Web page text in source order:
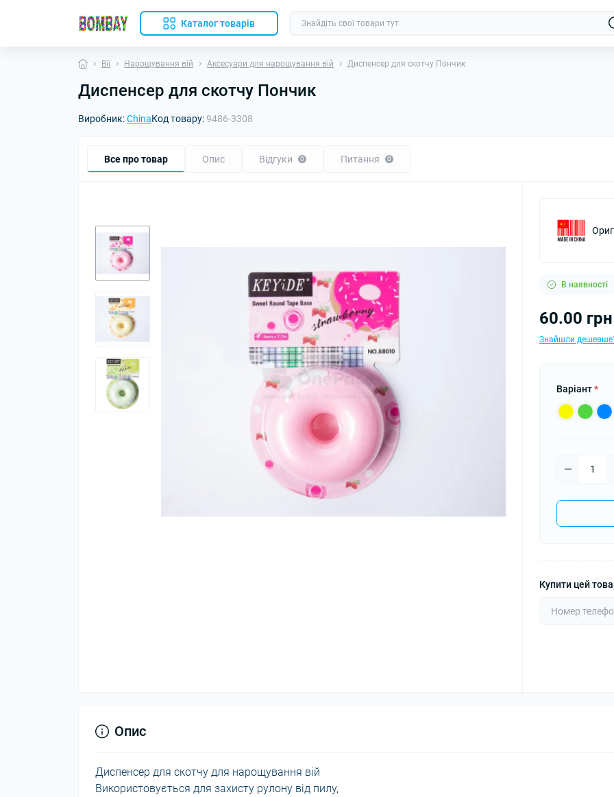
Каталог товарів
Вії Нарощування вій Аксесуари для нарощування вій Диспенсер для скотчу Пончик
Диспенсер для скотчу Пончик
Виробник:ChinaКод товару:9486-3308
Все про товар Опис Відгуки 0 Питання 0
В наявності
60.00 грн
Знайшли
Варіант*
Купити цей
Опис
Диспенсер для скотчу для нарощування вій
Використовується для захисту рулону від пилу,